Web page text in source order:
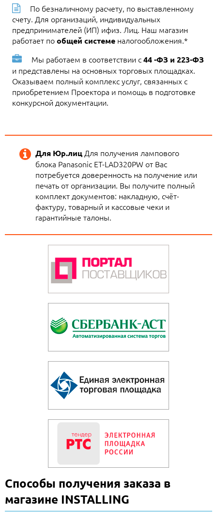
По безналичному расчету, по выставленному
счету. Для организаций, индивидуальных
предпринимателей (ИП) ифиз. Лиц. Наш магазин
работает пообщей системе налогообложения.*
Мы работаем в соответствии с44 -ФЗ и 223-ФЗ
и представлены на основных торговых площадках.
Оказываем полный комплекс услуг, связанных с
приобретением Проектора и помощь в подготовке
конкурсной документации.
Для Юр.лицДля получения лампового
блока Panasonic ET-LAD320PW от Вас
потребуется доверенность на получение или
печать от организации. Вы получите полный
комплект документов: накладную, счёт-
фактуру, товарный и кассовые чеки и
гарантийные талоны.
Способы получения заказа в
магазине INSTALLING